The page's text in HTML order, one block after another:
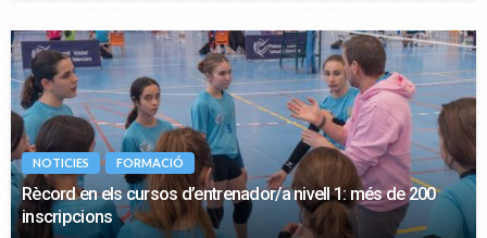
NOTICIES FORMACIÓ
Rècord en els cursos d’entrenador/a nivell 1: més de 200
inscripcions